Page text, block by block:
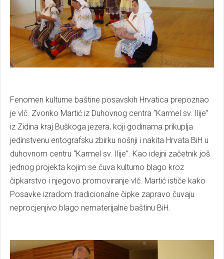
Fenomen kulturne baštine posavskih Hrvatica prepoznao
je vlč. Zvonko Martić iz Duhovnog centra “Karmel sv. Ilije”
iz Zidina kraj Buškoga jezera, koji godinama prikuplja
jedinstvenu entografsku zbirku nošnji i nakita Hrvata BiH u
duhovnom centru “Karmel sv. Ilije”. Kao idejni začetnik još
jednog projekta kojim se čuva kulturno blago kroz
čipkarstvo i njegovo promoviranje vlč. Martić ističe kako
Posavke izradom tradicionalne čipke zapravo čuvaju
neprocjenjivo blago nematerijalne baštinu BiH.